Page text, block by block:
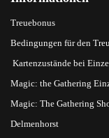
Treuebonus
Bedingungen für den
Kartenzustände bei
Magic: the Gathering
Magic: The Gathering
Delmenhorst